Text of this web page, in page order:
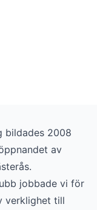
bildades 2008
av
jobbade vi för
verklighet till